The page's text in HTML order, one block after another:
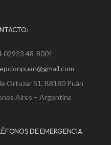
02923 48-8001
Ortuzar 51, B8180 Puán
Aires – Argentina
DE EMERGENCIA